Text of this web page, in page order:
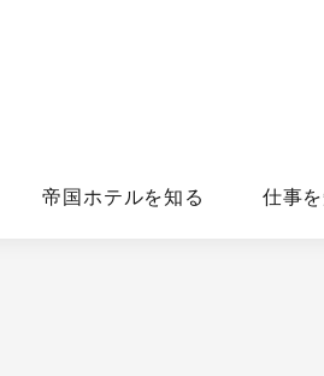
帝国ホテルを知る 仕事